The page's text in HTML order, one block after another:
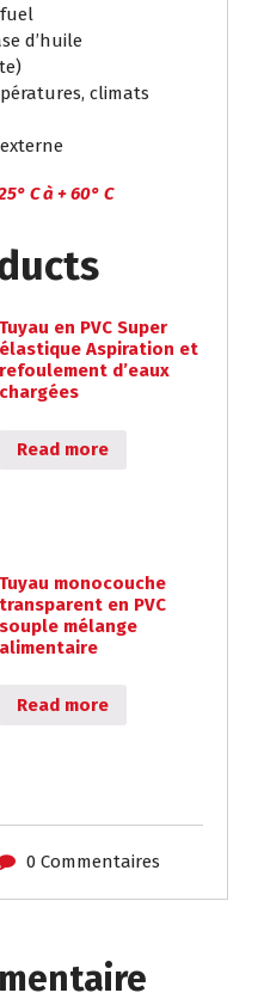
d’huile
climats
C à + 60° C
Tuyau en PVC Super
élastique Aspiration et
refoulement d’eaux
chargées
Read more
Tuyau monocouche
transparent en PVC
souple mélange
alimentaire
Read more
0 Commentaires